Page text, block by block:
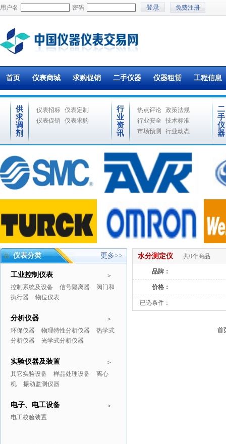
用户名 密码 免费注册
首页 仪表商城 求购促销 二手仪器 仪器租赁 工程信息
供
求
调
剂
仪表招标 仪表定制
仪表促销
仪表求购
行
业
资
讯
热点评论 政策法规
行业安全
技术标准
市场预测
行业动态
二
手
仪
器
仪表分类 更多>>
>
工业控制仪表
控制系统及设备 信号隔离器
阀门和
执行器
物位仪表
>
分析仪器
环保仪器 物理特性分析仪器
热学式
分析仪器
光学式分析仪器
>
实验仪器及装置
其它实验设备 样品处理设备
离心
机
振动监测仪器
>
电子、电工设备
电工校验装置
水分测定仪 共0个商品
品牌：
价格：
已选条件：
首